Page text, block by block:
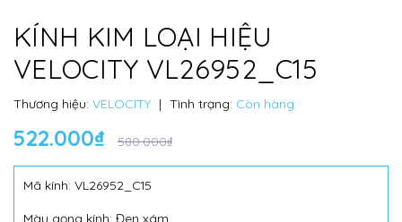
KÍNH KIM LOẠI HIỆU
VELOCITY VL26952_C15
Thương hiệu: VELOCITY | Tình trạng: Còn hàng
522.000₫ 580.000₫
Mã kính: VL26952_C15
Màu gọng kính: Đen xám